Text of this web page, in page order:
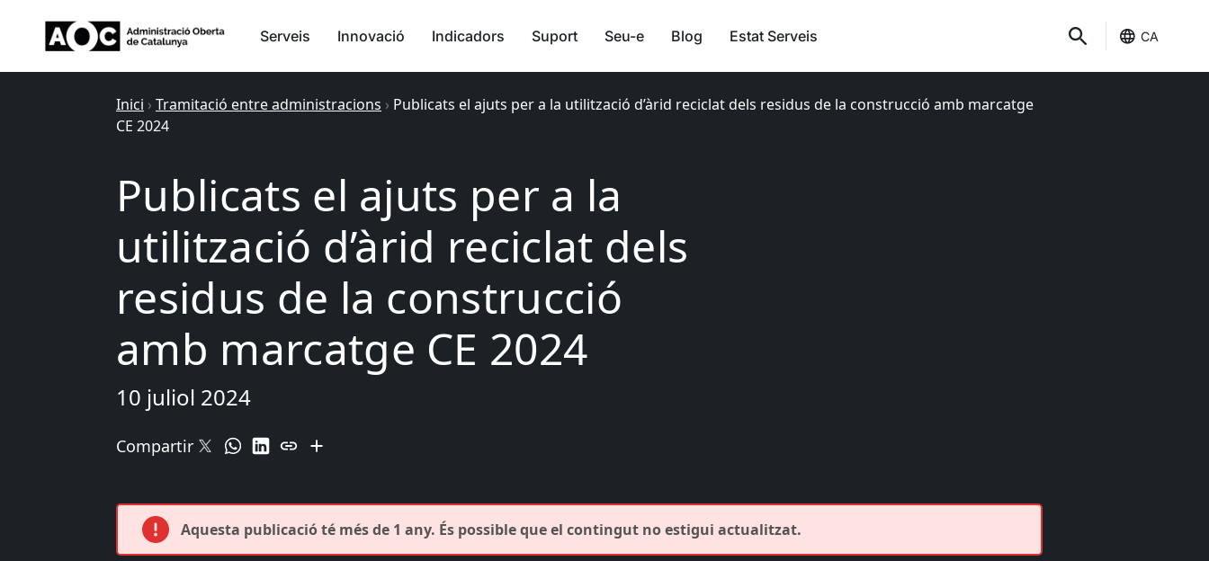
Serveis Innovació Indicadors Suport Seu-e Blog Estat Serveis CA
Inici › Tramitació entre administracions › Publicats el ajuts per a la utilització d’àrid reciclat dels residus de la construcció amb marcatge
CE 2024
Publicats el ajuts per a la
utilització d’àrid reciclat dels
residus de la construcció
amb marcatge CE 2024
10 juliol 2024
Compartir
Aquesta publicació té més de 1 any. És possible que el contingut no estigui actualitzat.